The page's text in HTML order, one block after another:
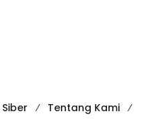
Tentang Kami